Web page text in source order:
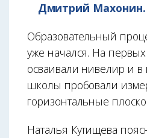
Дмитрий Махонин.
Образовательный
уже начался. На первых
осваивали нивелир и
школы пробовали
горизонтальные
Наталья Кутищева